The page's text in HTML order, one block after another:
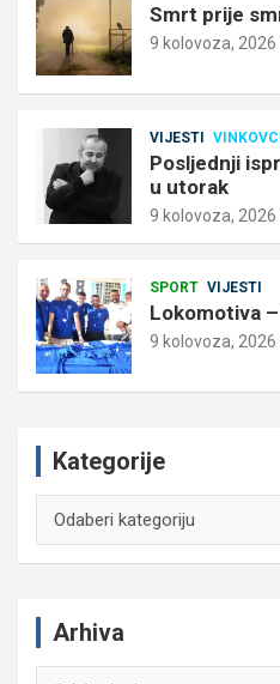
Smrt prije
9 kolovoza, 2026
VIJESTI VINKOVCI
Posljednji
u utorak
9 kolovoza, 2026
SPORT VIJESTI
Lokomotiva
9 kolovoza, 2026
Kategorije
Arhiva